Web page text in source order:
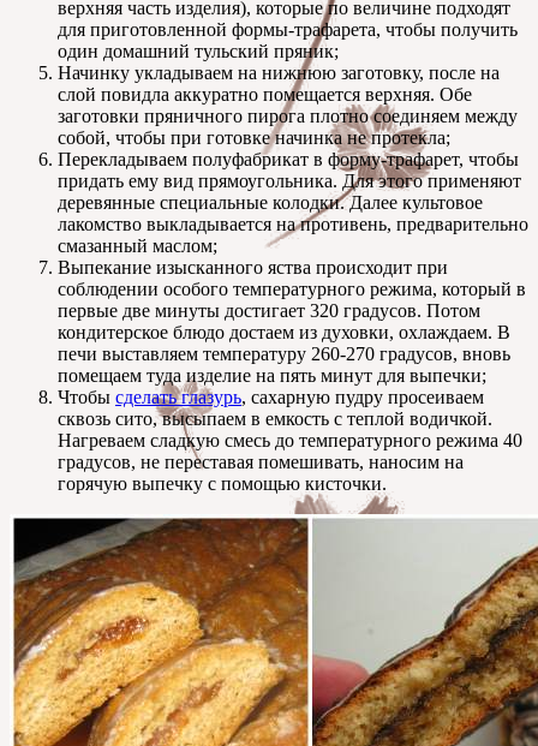
верхняя часть изделия), которые по величине подходят
для приготовленной формы-трафарета, чтобы получить
один домашний тульский пряник;
Начинку укладываем на нижнюю заготовку, после на
слой повидла аккуратно помещается верхняя. Обе
заготовки пряничного пирога плотно соединяем между
собой, чтобы при готовке начинка не протекла;
Перекладываем полуфабрикат в форму-трафарет, чтобы
придать ему вид прямоугольника. Для этого применяют
деревянные специальные колодки. Далее культовое
лакомство выкладывается на противень, предварительно
смазанный маслом;
Выпекание изысканного яства происходит при
соблюдении особого температурного режима, который в
первые две минуты достигает 320 градусов. Потом
кондитерское блюдо достаем из духовки, охлаждаем. В
печи выставляем температуру 260-270 градусов, вновь
помещаем туда изделие на пять минут для выпечки;
Чтобы сделать глазурь, сахарную пудру просеиваем
сквозь сито, высыпаем в емкость с теплой водичкой.
Нагреваем сладкую смесь до температурного режима 40
градусов, не переставая помешивать, наносим на
горячую выпечку с помощью кисточки.